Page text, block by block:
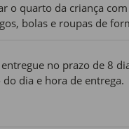
o quarto da criança
bolas e roupas de
no prazo de 8
dia e hora de entrega.